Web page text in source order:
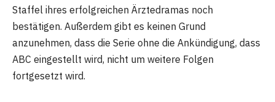
Staffel ihres erfolgreichen Ärztedramas noch
bestätigen. Außerdem gibt es keinen Grund
anzunehmen, dass die Serie ohne die Ankündigung, dass
ABC eingestellt wird, nicht um weitere Folgen
fortgesetzt wird.